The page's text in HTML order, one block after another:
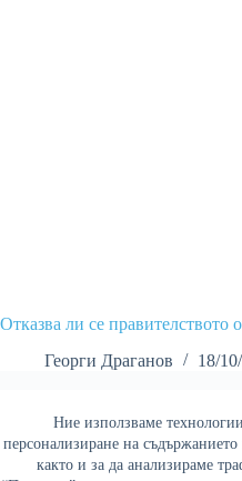
Ние използваме
персонализиране на
както и за да анализираме
Отказва ли се
Георги Драганов
18/